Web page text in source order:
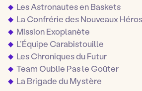
Les Astronautes en Baskets
La Confrérie des Nouveaux Héros
Mission Exoplanète
L’Équipe Carabistouille
Les Chroniques du Futur
Team Oublie Pas le Goûter
La Brigade du Mystère